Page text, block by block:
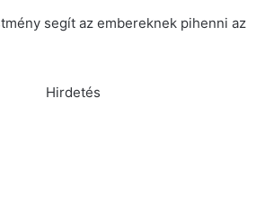
segít az embereknek pihenni az
Hirdetés